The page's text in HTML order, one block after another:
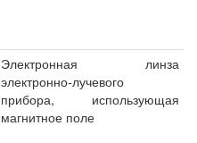
Электронная линза
электронно-лучевого
прибора, использующая
магнитное поле